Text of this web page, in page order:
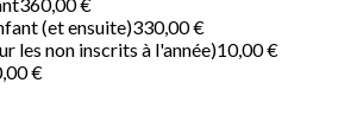
(et ensuite)330,00 €
les non inscrits à l'année)10,00 €
€